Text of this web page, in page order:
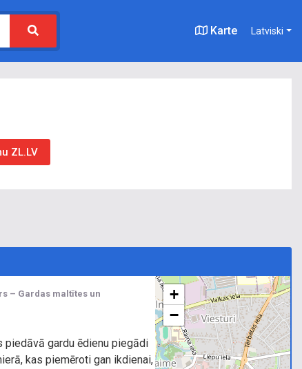
Karte Latviski
ZL.LV
– Gardas maltītes un
piedāvā gardu ēdienu piegādi
kas piemēroti gan ikdienai,
+
−